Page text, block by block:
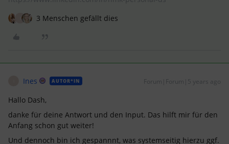
3 Menschen gefällt dies
Ines AUTOR*IN Forum|Forum|5 years ago
Hallo Dash,
danke für deine Antwort und den Input. Das hilft mir für den
Anfang schon gut weiter!
Und dennoch bin ich gespannnt, was systemseitig hierzu ggf.